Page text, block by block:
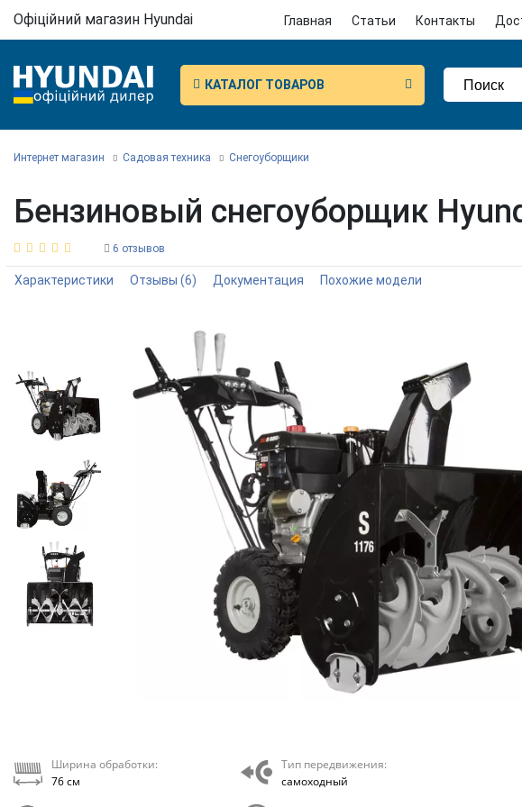
Офіційний магазин Hyundai Главная Статьи Контакты
КАТАЛОГ ТОВАРОВ
Интернет магазин Садовая техника Снегоуборщики
Бензиновый снегоуборщик
6 отзывов
Характеристики Отзывы (6) Документация Похожие модели
Ширина обработки:
76 см
Тип передвижения:
самоходный